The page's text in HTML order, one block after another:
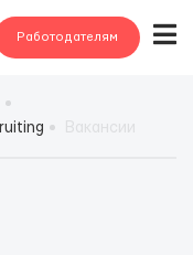
Работодателям